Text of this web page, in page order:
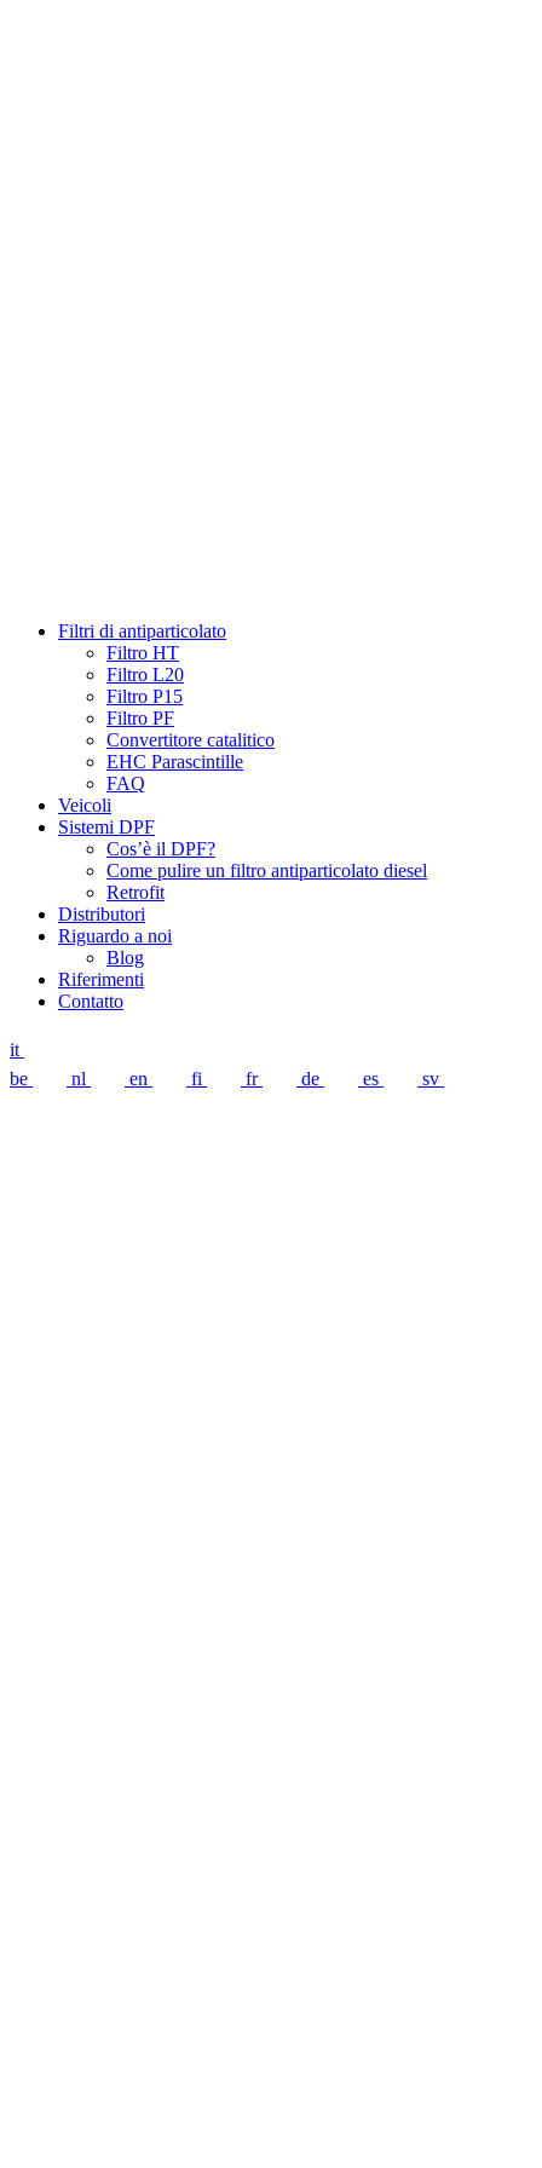
Filtri di antiparticolato
Filtro HT
Filtro L20
Filtro P15
Filtro PF
Convertitore catalitico
EHC Parascintille
FAQ
Veicoli
Sistemi DPF
Cos’è il DPF?
Come pulire un filtro antiparticolato diesel
Retrofit
Distributori
Riguardo a noi
Blog
Riferimenti
Contatto
it
be
nl en fi fr de es sv